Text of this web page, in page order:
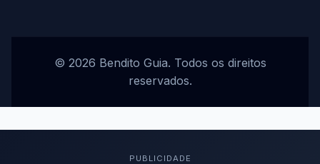
© 2026 Bendito Guia. Todos os direitos
reservados.